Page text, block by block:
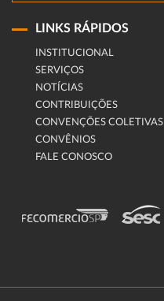
LINKS RÁPIDOS
INSTITUCIONAL
SERVIÇOS
NOTÍCIAS
CONTRIBUIÇÕES
CONVENÇÕES COLETIVAS
CONVÊNIOS
FALE CONOSCO